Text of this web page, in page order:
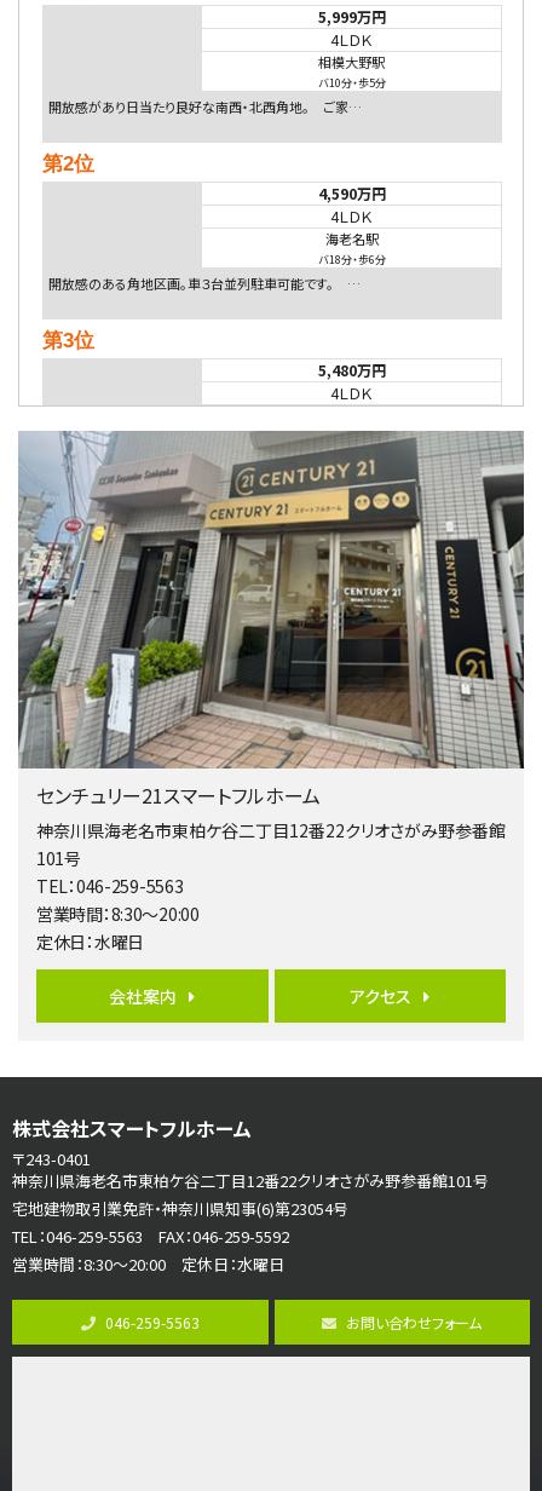
5,999万円
4ＬＤＫ
相模大野駅
バ10分・歩5分
開放感があり日当たり良好な南西・北西角地。 ご家…
第2位
4,590万円
4ＬＤＫ
海老名駅
バ18分・歩6分
開放感のある角地区画。車３台並列駐車可能です。 …
第3位
5,480万円
4ＬＤＫ
バ9分・歩4分
２０１５年６月築、積水ハウス施工住宅です。 南東…
第4位
4,080万円
4ＬＤＫ
淵野辺駅
歩17分
南側道路に面しており日当たり良好。 キッチンから…
第5位
3,680万円
4ＬＤＫ
橋本駅
第6位
バ12分・歩4分
並列２台駐車可。１階はリビングと水まわりをまとめ…
3,680万円
ご家族が集まるLDKは１７．５帖とゆとりある広さ…
第8位
海老名駅
バ15分・歩1分
リビングダイニング部分の床暖房完備 車並列2台駐…
センチュリー21スマートフルホーム
神奈川県海老名市東柏ケ谷二丁目12番22クリオさがみ野参番館
101号
TEL：046-259-5563
営業時間：8:30～20:00
定休日：水曜日
会社案内 アクセス
株式会社スマートフルホーム
〒243-0401
神奈川県海老名市東柏ケ谷二丁目12番22クリオさがみ野参番館101号
宅地建物取引業免許・神奈川県知事(6)第23054号
TEL：046-259-5563 FAX：046-259-5592
営業時間：8:30～20:00 定休日：水曜日
046-259-5563 お問い合わせフォーム